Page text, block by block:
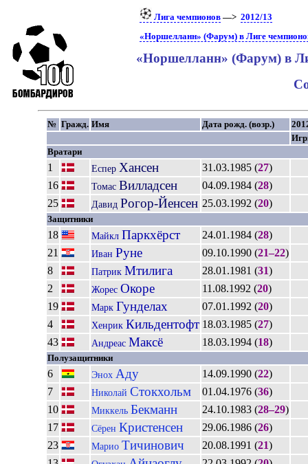
Лига чемпионов—> 2012/13
«Норшелланн» (Фарум) в Лиге
«Норшелланн» (Фарум) в
№ Гражд. Имя Дата рожд. (возр.)
Вратари
1 Еспер Хансен 31.03.1985 (27)
16
Томас Вилладсен 04.09.1984 (28)
25
Давид Рогор-Йенсен 25.03.1992 (20)
Защитники
18 Майкл Паркхёрст 24.01.1984 (28)
21
Иван Руне 09.10.1990 (21–22)
8
Патрик Мтилига 28.01.1981 (31)
2
Жорес Окоре 11.08.1992 (20)
19
Марк Гунделах 07.01.1992 (20)
4
Хенрик Кильдентофт 18.03.1985 (27)
43
Андреас Максё 18.03.1994 (18)
Полузащитники
6 Энох Аду 14.09.1990 (22)
7
Николай Стокхольм 01.04.1976 (36)
10
Миккель Бекманн 24.10.1983 (28–29)
17
Сёрен Кристенсен 29.06.1986 (26)
23
Марио Тичинович 20.08.1991 (21)